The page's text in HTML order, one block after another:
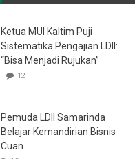
Ketua MUI Kaltim Puji
Sistematika Pengajian LDII:
“Bisa Menjadi Rujukan”
12
Pemuda LDII Samarinda
Belajar Kemandirian Bisnis
Cuan